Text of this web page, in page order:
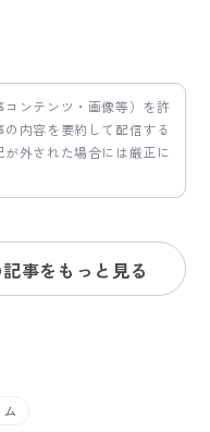
ンテンツ・画像等）を許
内容を要約して配信する
外された場合には厳正に
事をもっと見る